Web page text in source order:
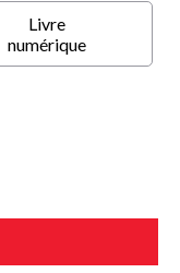
Livre
numérique